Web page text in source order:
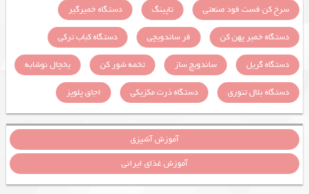
سرخ کن فست فود صنعتی
تاپینگ
دستگاه خمیرگیر
دستگاه خمیر پهن کن
فر ساندویچی
دستگاه کباب ترکی
دستگاه گریل
ساندویچ ساز تخمه شور کن
یخچال نوشابه
دستگاه بلال تنوری
دستگاه ذرت مکزیکی اجاق پلوپز
آموزش آشپزی
آموزش غذای ایرانی